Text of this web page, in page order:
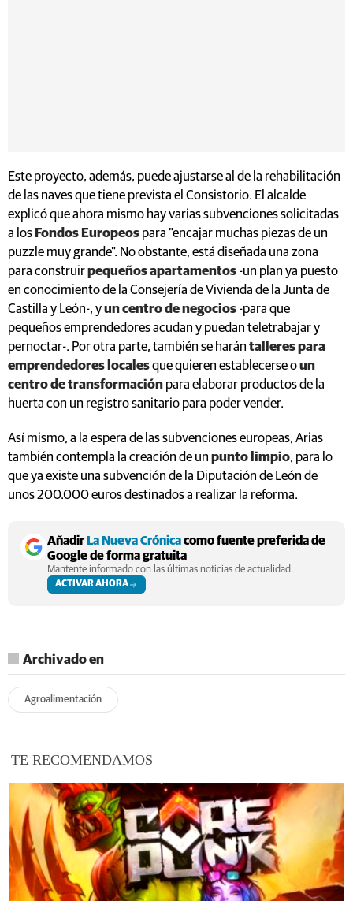
Este proyecto, además, puede ajustarse al de la rehabilitación
de las naves que tiene prevista el Consistorio. El alcalde
explicó que ahora mismo hay varias subvenciones solicitadas
a losFondos Europeos para "encajar muchas piezas de un
puzzle muy grande". No obstante, está diseñada una zona
para construirpequeños apartamentos -un plan ya puesto
en conocimiento de la Consejería de Vivienda de la Junta de
Castilla y León-, yun centro de negocios -para que
pequeños emprendedores acudan y puedan teletrabajar y
pernoctar-. Por otra parte, también se harán talleres para
emprendedores localesque quieren establecerse oun
centro de transformación para elaborar productos de la
huerta con un registro sanitario para poder vender.
Así mismo, a la espera de las subvenciones europeas, Arias
también contempla la creación de un punto limpio, para lo
que ya existe una subvención de la Diputación de León de
unos 200.000 euros destinados a realizar la reforma.
Añadir La Nueva Crónicacomo fuente preferida de
Google de forma gratuita
Mantente informado con las últimas noticias de actualidad.
ACTIVAR AHORA
Archivado en
Agroalimentación
TE RECOMENDAMOS